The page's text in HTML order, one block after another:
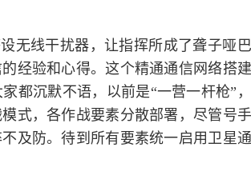
无线干扰器，让指挥所成了聋子哑
经验和心得。这个精通通信网络搭
都沉默不语，以前是“一营一杆枪”
式，各作战要素分散部署，尽管号
及防。待到所有要素统一启用卫星通